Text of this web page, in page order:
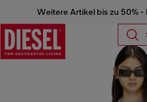
Weitere Artikel bis zu 50%